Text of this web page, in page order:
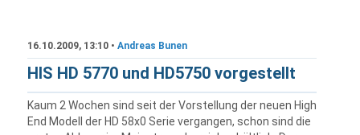
16.10.2009, 13:10 • Andreas Bunen
HIS HD 5770 und HD5750 vorgestellt
Kaum 2 Wochen sind seit der Vorstellung der neuen High
End Modell der HD 58x0 Serie vergangen, schon sind die